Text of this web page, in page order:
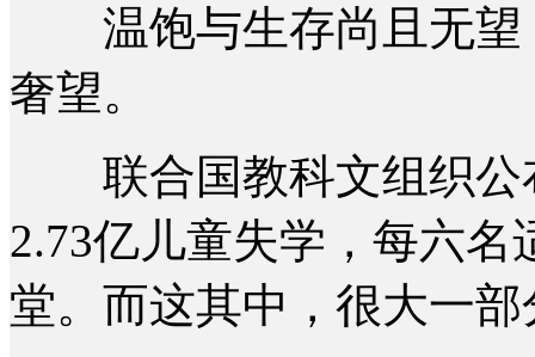
温饱与生存尚且无望
奢望。
联合国教科文组织公
2.73亿儿童失学，每六
堂。而这其中，很大一